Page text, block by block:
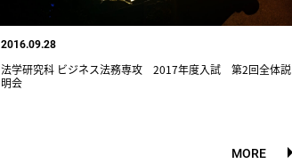
2016.09.28
法学研究科 ビジネス法務専攻 2017年度入試 第2回全体説
明会
MORE